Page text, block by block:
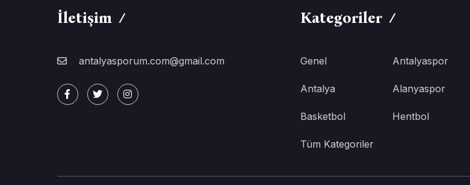
İletişim
antalyasporum.com@gmail.com
Kategoriler
Genel Antalyaspor
Antalya Alanyaspor
Basketbol Hentbol
Tüm Kategoriler